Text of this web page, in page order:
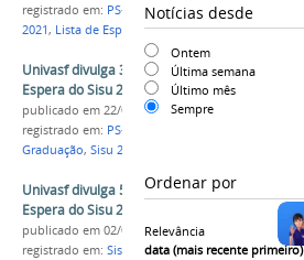
Notícias desde
Ontem
Última semana
Último mês
Sempre
Ordenar por
Relevância
data (mais recente primeiro)
registrado em: PS-ICG 2021,Ingresso Discente
2021, Lista de Espera ,CPLE,Graduação
Univasf divulga 3ª Convocação da Lista de
Espera do Sisu 2020
publicado em 22/02/2021
registrado em: PS-ICG 2020
Graduação, Sisu 2020
Univasf divulga 5ª Convocação da Lista de
Espera do Sisu 2019
publicado em 02/09/2019
registrado em: Sisu INGRESSO,CPLE,SRCA,